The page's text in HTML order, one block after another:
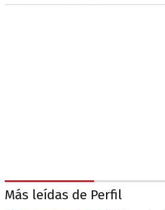
Más leídas de Perfil